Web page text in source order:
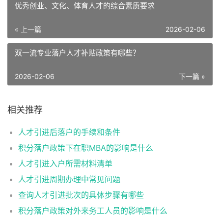
优秀创业、文化、体育人才的综合素质要求
« 上一篇 2026-02-06
双一流专业落户人才补贴政策有哪些？
下一篇 »
2026-02-06
相关推荐
人才引进后落户的手续和条件
积分落户政策下在职MBA的影响是什么
人才引进入户所需材料清单
人才引进周期办理中常见问题
查询人才引进批次的具体步骤有哪些
积分落户政策对外来务工人员的影响是什么